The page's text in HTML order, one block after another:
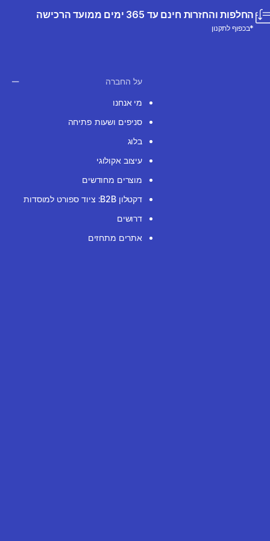
החלפות והחזרות חינם עד 365 ימים ממועד הרכישה
*בכפוף לתקנון
על החברה
מי אנחנו
סניפים ושעות פתיחה
בלוג
עיצוב אקולוגי
מוצרים מחודשים
דקטלון B2B: ציוד ספורט למוסדות
דרושים
אתרים מתחזים